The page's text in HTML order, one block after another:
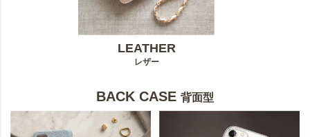
LEATHER
レザー
BACK CASE 背面型